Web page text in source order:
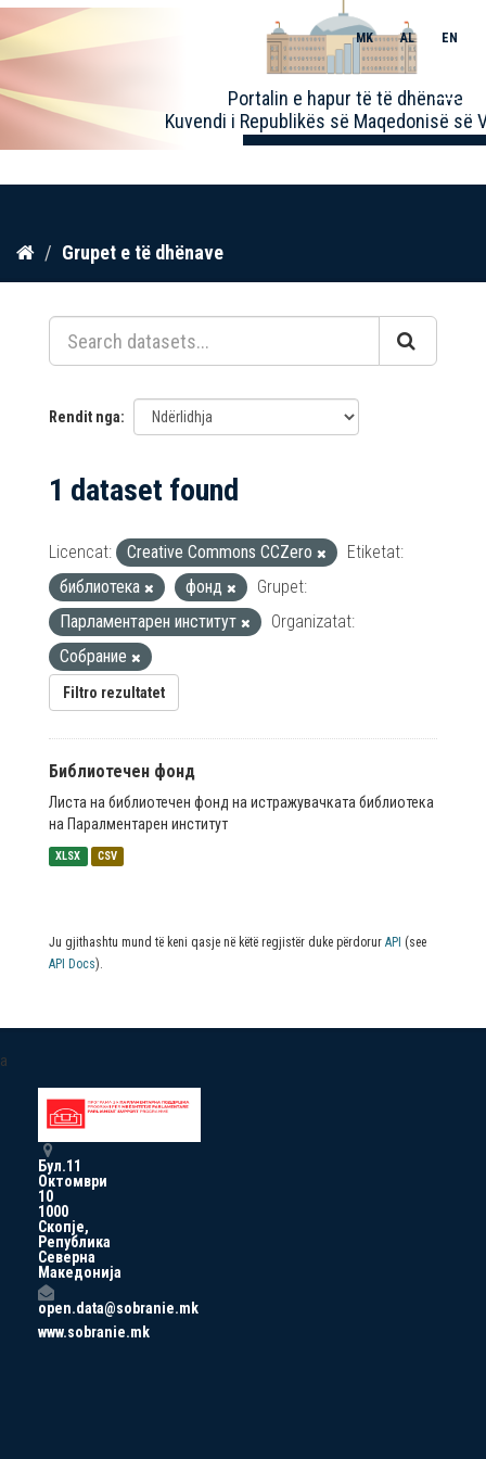
Kalo
përmbajtja
Portalin e hapur të të dhënave
Kuvendi i Republikës së Maqedonisë së
MK AL EN
Toggle
Grupet e të dhënave
Rendit nga
1 dataset found
Licencat: Creative Commons CCZero
Etiketat:
библиотека
фонд
Grupet:
Парламентарен институт
Organizatat:
Собрание
Filtro rezultatet
Библиотечен фонд
Листа на библиотечен фонд на истражувачката библиотека
на Паралментарен институт
XLSX CSV
Ju gjithashtu mund të keni qasje në këtë regjistër duke përdorur API (see
API Docs).
a
Бул.11
Октомври
10
1000
Скопје,
Република
Северна
Македонија
open.data@sobranie.mk
www.sobranie.mk